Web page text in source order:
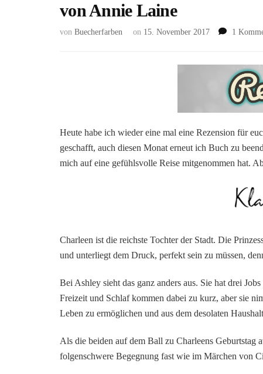
von Annie Laine
von Buecherfarben on 15. November 2017 1
Heute habe ich wieder eine mal eine Rezension für
geschafft, auch diesen Monat erneut ich Buch zu
mich auf eine gefühlsvolle Reise mitgenommen hat.
Charleen ist die reichste Tochter der Stadt. Die
und unterliegt dem Druck, perfekt sein zu müssen,
Bei Ashley sieht das ganz anders aus. Sie hat drei
Freizeit und Schlaf kommen dabei zu kurz, aber sie
Leben zu ermöglichen und aus dem desolaten
Als die beiden auf dem Ball zu Charleens Geburtstag
folgenschwere Begegnung fast wie im Märchen von